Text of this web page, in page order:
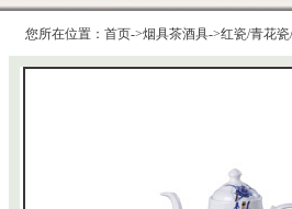
您所在位置： 首页->烟具茶酒具->红瓷/青花